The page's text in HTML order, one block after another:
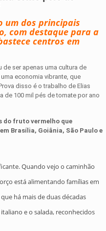
um dos principais
com destaque para a
centros em
de ser apenas uma cultura de
economia vibrante, que
disso é o trabalho de Elias
de 100 mil pés de tomate por ano
do fruto vermelho que
Brasília, Goiânia, São Paulo e
Quando vejo o caminhão
está alimentando famílias em
há mais de duas décadas
e o salada, reconhecidos